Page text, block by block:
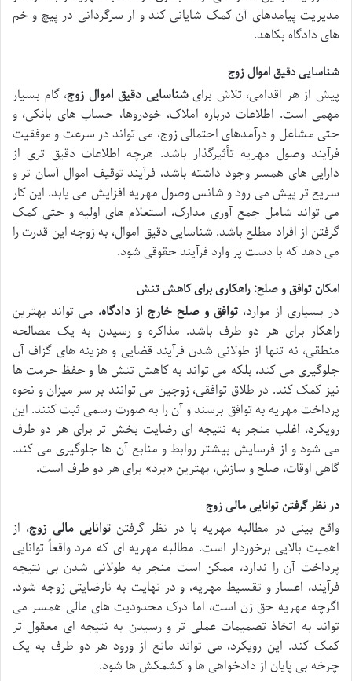
مدیریت پیامدهای آن کمک شایانی کند و از سرگردانی در پیچ و خم
های دادگاه بکاهد.
شناسایی دقیق اموال زوج
پیش از هر اقدامی، تلاش برایشناسایی دقیق اموال زوج، گام بسیار
مهمی است. اطلاعات درباره املاک، خودروها، حساب های بانکی، و
حتی مشاغل و درآمدهای احتمالی زوج، می تواند در سرعت و موفقیت
فرآیند وصول مهریه تأثیرگذار باشد. هرچه اطلاعات دقیق تری از
دارایی های همسر وجود داشته باشد، فرآیند توقیف اموال آسان تر و
سریع تر پیش می رود و شانس وصول مهریه افزایش می یابد. این کار
می تواند شامل جمع آوری مدارک، استعلام های اولیه و حتی کمک
گرفتن از افراد مطلع باشد. شناسایی دقیق اموال، به زوجه این قدرت را
می دهد که با دست پر وارد فرآیند حقوقی شود.
امکان توافق و صلح: راهکاری برای کاهش تنش
در بسیاری از موارد، توافق و صلح خارج از دادگاه، می تواند بهترین
راهکار برای هر دو طرف باشد. مذاکره و رسیدن به یک مصالحه
منطقی، نه تنها از طولانی شدن فرآیند قضایی و هزینه های گزاف آن
جلوگیری می کند، بلکه می تواند به کاهش تنش ها و حفظ حرمت ها
نیز کمک کند. در طلاق توافقی، زوجین می توانند بر سر میزان و نحوه
پرداخت مهریه به توافق برسند و آن را به صورت رسمی ثبت کنند. این
رویکرد، اغلب منجر به نتیجه ای رضایت بخش تر برای هر دو طرف
می شود و از فرسایش بیشتر روابط و منابع آن ها جلوگیری می کند.
گاهی اوقات، صلح و سازش، بهترین «برد» برای هر دو طرف است.
در نظر گرفتن توانایی مالی زوج
واقع بینی در مطالبه مهریه با در نظر گرفتنتوانایی مالی زوج، از
اهمیت بالایی برخوردار است. مطالبه مهریه ای که مرد واقعاً توانایی
پرداخت آن را ندارد، ممکن است منجر به طولانی شدن بی نتیجه
فرآیند، اعسار و تقسیط مهریه، و در نهایت به نارضایتی زوجه شود.
اگرچه مهریه حق زن است، اما درک محدودیت های مالی همسر می
تواند به اتخاذ تصمیمات عملی تر و رسیدن به نتیجه ای معقول تر
کمک کند. این رویکرد، می تواند مانع از ورود هر دو طرف به یک
چرخه بی پایان از دادخواهی ها و کشمکش ها شود.